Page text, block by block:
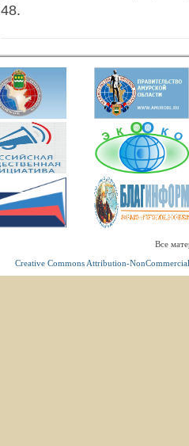
48.
Все
Creative Commons Attribution-